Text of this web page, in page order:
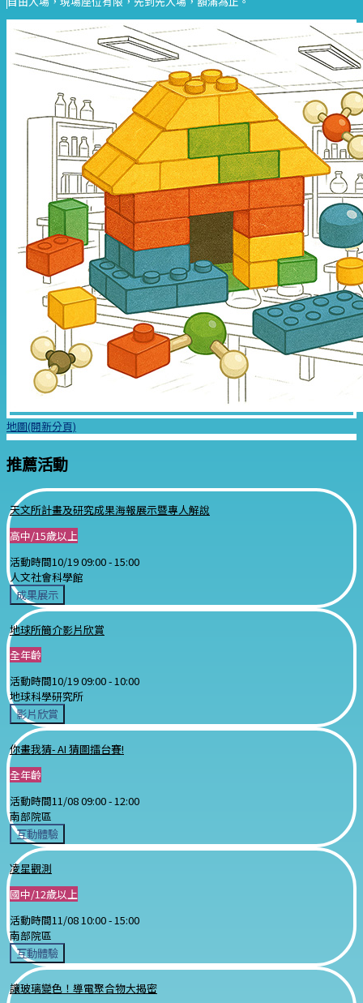
地圖(開新分頁)
推薦活動
天文所計畫及研究成果海報展示暨專人解說
高中/15歲以上
活動時間10/19 09:00 - 15:00
人文社會科學館
成果展示
地球所簡介影片欣賞
全年齡
活動時間10/19 09:00 -10:00
地球科學研究所
影片欣賞
你畫我猜- AI 猜圖擂台賽!
全年齡
活動時間11/08 09:00 - 12:00
南部院區
互動體驗
凌星觀測
國中/12歲以上
活動時間11/08 10:00 -15:00
南部院區
互動體驗
讓玻璃變色！導電聚合物大揭密